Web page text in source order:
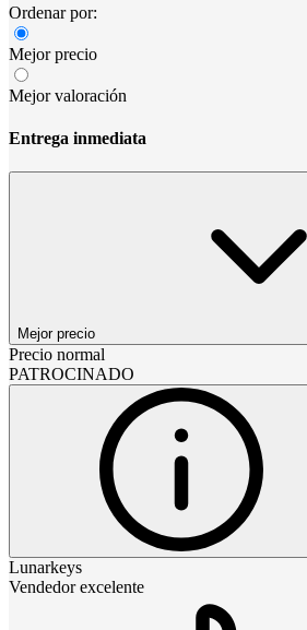
Ordenar por:
Mejor precio
Mejor valoración
Entrega inmediata
Mejor precio
Precio normal
PATROCINADO
Lunarkeys
Vendedor excelente